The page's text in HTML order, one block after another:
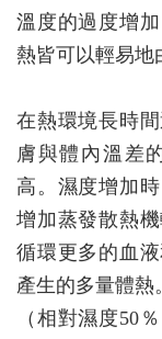
溫度的過度增
熱皆可以輕易地
在熱環境長時
膚與體內溫差
高。濕度增加
增加蒸發散熱
循環更多的血
產生的多量體
（相對濕度50